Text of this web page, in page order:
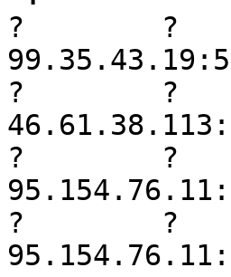
?        ?
?        ?
?        ?
?        ?